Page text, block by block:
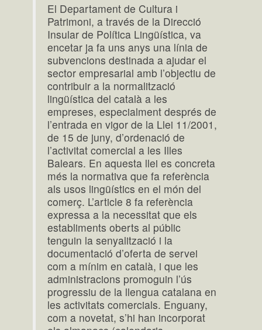
El Departament de Cultura i
Patrimoni, a través de la Direcció
Insular de Política Lingüística, va
encetar ja fa uns anys una línia de
subvencions destinada a ajudar el
sector empresarial amb l’objectiu de
contribuir a la normalització
lingüística del català a les
empreses, especialment després de
l’entrada en vigor de la Llei 11/2001,
de 15 de juny, d’ordenació de
l’activitat comercial a les Illes
Balears. En aquesta llei es concreta
més la normativa que fa referència
als usos lingüístics en el món del
comerç. L’article 8 fa referència
expressa a la necessitat que els
establiments oberts al públic
tenguin la senyalització i la
documentació d’oferta de servei
com a mínim en català, i que les
administracions promoguin l’ús
progressiu de la llengua catalana en
les activitats comercials. Enguany,
com a novetat, s’hi han incorporat